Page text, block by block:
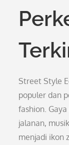
Street Style
populer dan
fashion.
jalanan,
menjadi ikon